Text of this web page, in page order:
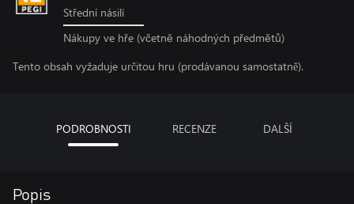
Střední násilí
Nákupy ve hře (včetně náhodných předmětů)
Tento obsah vyžaduje určitou hru (prodávanou samostatně).
PODROBNOSTI RECENZE DALŠÍ
Popis